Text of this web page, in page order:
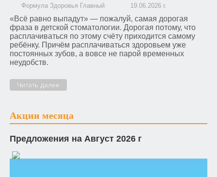
Формула Здоровья Главный 19.06.2026 г.
«Всё равно выпадут» — пожалуй, самая дорогая
фраза в детской стоматологии. Дорогая потому, что
расплачиваться по этому счёту приходится самому
ребёнку. Причём расплачиваться здоровьем уже
постоянных зубов, а вовсе не парой временных
неудобств.
Читать далее
Акции месяца
Предложения на Август 2026 г